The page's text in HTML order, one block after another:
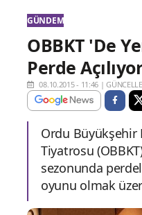
GÜNDEM
OBBKT 'De
Perde Açılıyor
08.10.2015 - 11:46 |
Ordu Büyükşehir
Tiyatrosu
sezonunda
oyunu olmak